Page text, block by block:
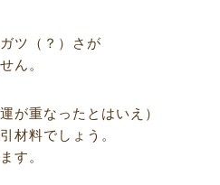
ツ（？）さが
ん。
が重なったとはいえ）
材料でしょう。
す。